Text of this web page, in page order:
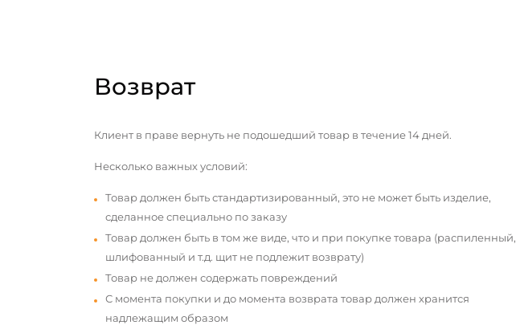
Возврат
Клиент в праве вернуть не подошедший товар в течение 14 дней.
Несколько важных условий:
Товар должен быть стандартизированный, это не может быть изделие,
сделанное специально по заказу
Товар должен быть в том же виде, что и при покупке товара (распиленный,
шлифованный и т.д. щит не подлежит возврату)
Товар не должен содержать повреждений
С момента покупки и до момента возврата товар должен хранится
надлежащим образом